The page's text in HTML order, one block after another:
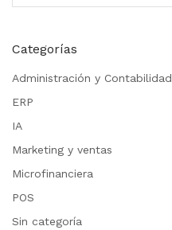
Categorías
Administración y Contabilidad
ERP
IA
Marketing y ventas
Microfinanciera
POS
Sin categoría